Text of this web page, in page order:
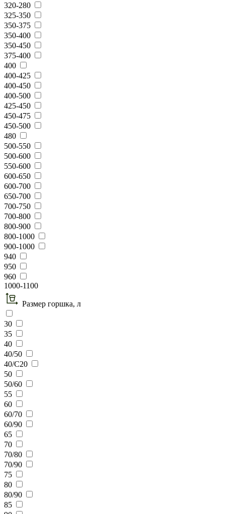
320-280
325-350
350-375
350-400
350-450
375-400
400
400-425
400-450
400-500
425-450
450-475
450-500
480
500-550
500-600
550-600
600-650
600-700
650-700
700-750
700-800
800-900
800-1000
900-1000
940
950
960
1000-1100
Размер горшка, л
30
35
40
40/50
40/С20
50
50/60
55
60
60/70
60/90
65
70
70/80
70/90
75
80
80/90
85